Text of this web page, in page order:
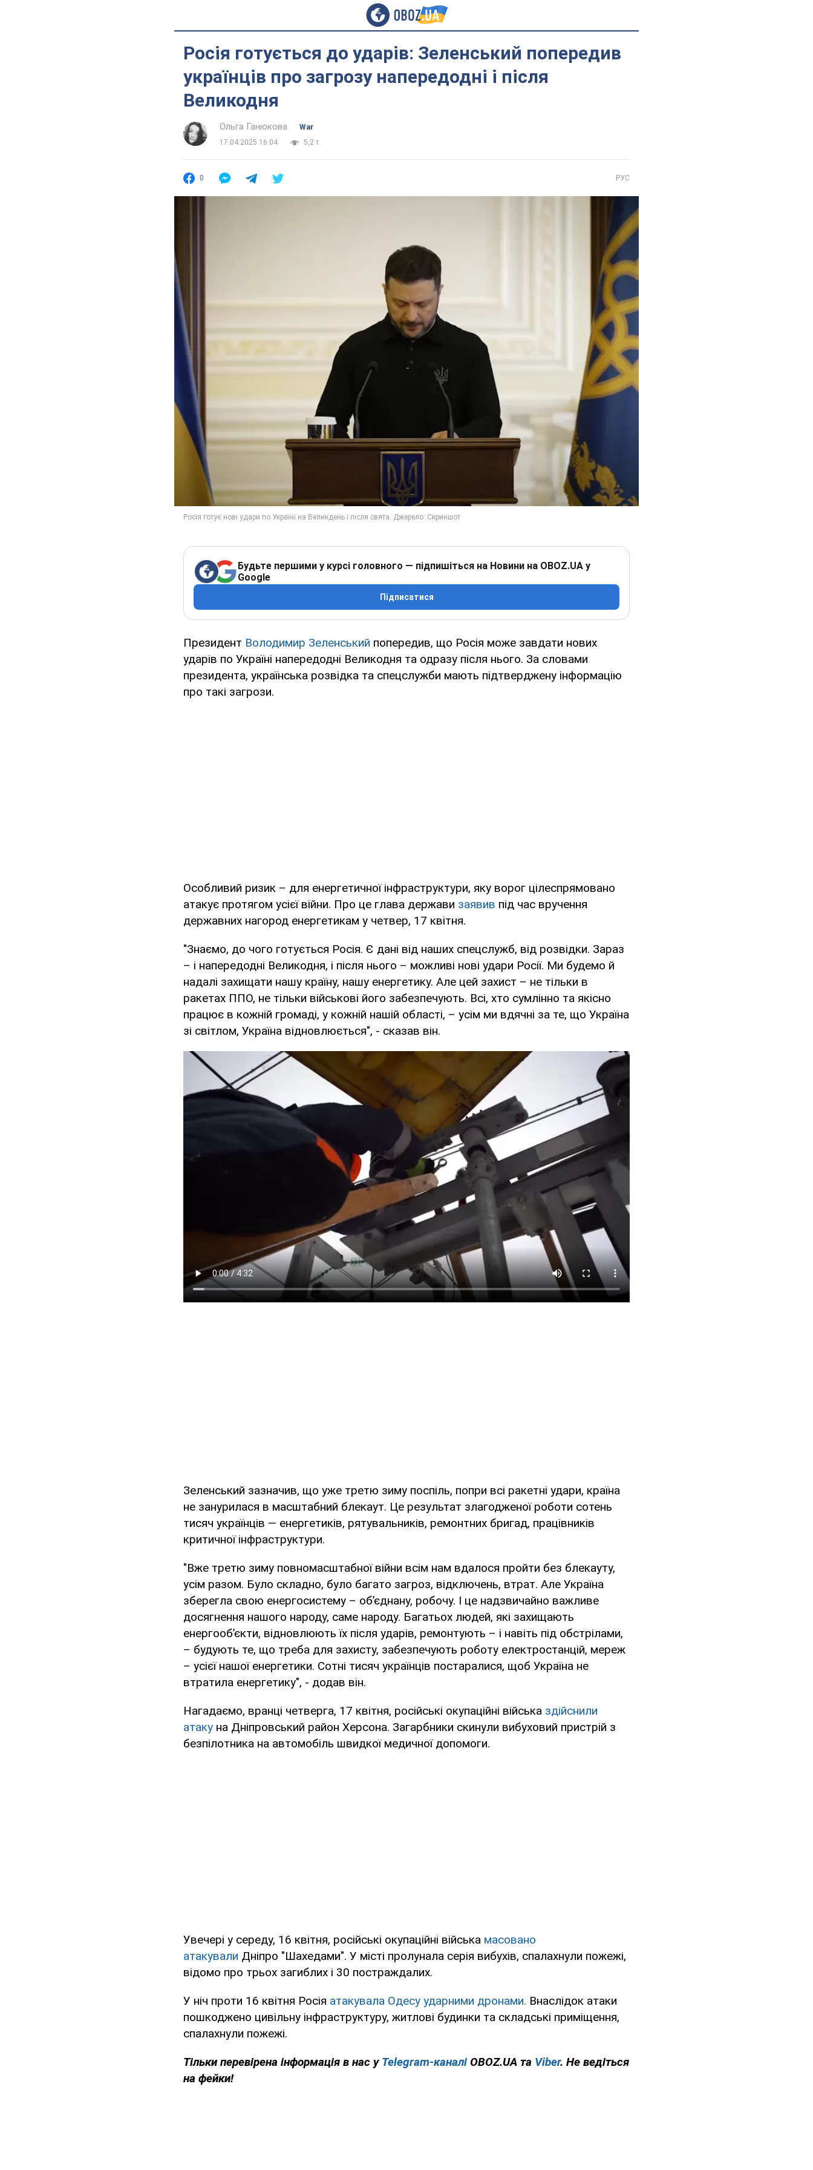
Росія готується до ударів: Зеленський попередив
українців про загрозу напередодні і після
Великодня
Ольга Ганюкова
War
17.04.2025 16:04
5,2 т.
0 РУС
Будьте першими у курсі головного — підпишіться на Новини на OBOZ.UA у
Google
Підписатися
Президент Володимир Зеленський попередив, що Росія може завдати нових
ударів по Україні напередодні Великодня та одразу після нього. За словами
президента, українська розвідка та спецслужби мають підтверджену інформацію
про такі загрози.
Особливий ризик – для енергетичної інфраструктури, яку ворог цілеспрямовано
атакує протягом усієї війни. Про це глава держави заявив під час вручення
державних нагород енергетикам у четвер, 17 квітня.
"Знаємо, до чого готується Росія. Є дані від наших спецслужб, від розвідки. Зараз
– і напередодні Великодня, і після нього – можливі нові удари Росії. Ми будемо й
надалі захищати нашу країну, нашу енергетику. Але цей захист – не тільки в
ракетах ППО, не тільки військові його забезпечують. Всі, хто сумлінно та якісно
працює в кожній громаді, у кожній нашій області, – усім ми вдячні за те, що Україна
зі світлом, Україна відновлюється", - сказав він.
Зеленський зазначив, що уже третю зиму поспіль, попри всі ракетні удари, країна
не занурилася в масштабний блекаут. Це результат злагодженої роботи сотень
тисяч українців — енергетиків, рятувальників, ремонтних бригад, працівників
критичної інфраструктури.
"Вже третю зиму повномасштабної війни всім нам вдалося пройти без блекауту,
усім разом. Було складно, було багато загроз, відключень, втрат. Але Україна
зберегла свою енергосистему – об’єднану, робочу. І це надзвичайно важливе
досягнення нашого народу, саме народу. Багатьох людей, які захищають
енергооб’єкти, відновлюють їх після ударів, ремонтують – і навіть під обстрілами,
– будують те, що треба для захисту, забезпечують роботу електростанцій, мереж
– усієї нашої енергетики. Сотні тисяч українців постаралися, щоб Україна не
втратила енергетику", - додав він.
Нагадаємо, вранці четверга, 17 квітня, російські окупаційні війська здійснили
атаку на Дніпровський район Херсона. Загарбники скинули вибуховий пристрій з
безпілотника на автомобіль швидкої медичної допомоги.
Увечері у середу, 16 квітня, російські окупаційні війська масовано
атакували Дніпро "Шахедами". У місті пролунала серія вибухів, спалахнули пожежі,
відомо про трьох загиблих і 30 постраждалих.
У ніч проти 16 квітня Росія атакувала Одесу ударними дронами. Внаслідок атаки
пошкоджено цивільну інфраструктуру, житлові будинки та складські приміщення,
спалахнули пожежі.
Тільки перевірена інформація в нас у Telegram-каналі OBOZ.UA та Viber. Не ведіться
на фейки!